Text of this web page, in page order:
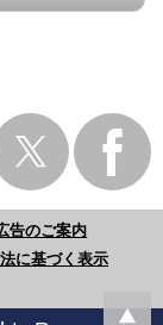
告のご案内
に基づく表示